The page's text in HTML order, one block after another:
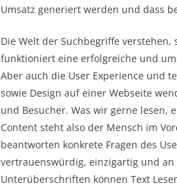
Umsatz generiert werden und dass
Die Welt der Suchbegriffe
funktioniert eine erfolgreiche und
Aber auch die User Experience und
sowie Design auf einer Webseite
und Besucher. Was wir gerne lesen,
Content steht also der Mensch im
beantworten konkrete Fragen des
vertrauenswürdig, einzigartig und
Unterüberschriften können Text